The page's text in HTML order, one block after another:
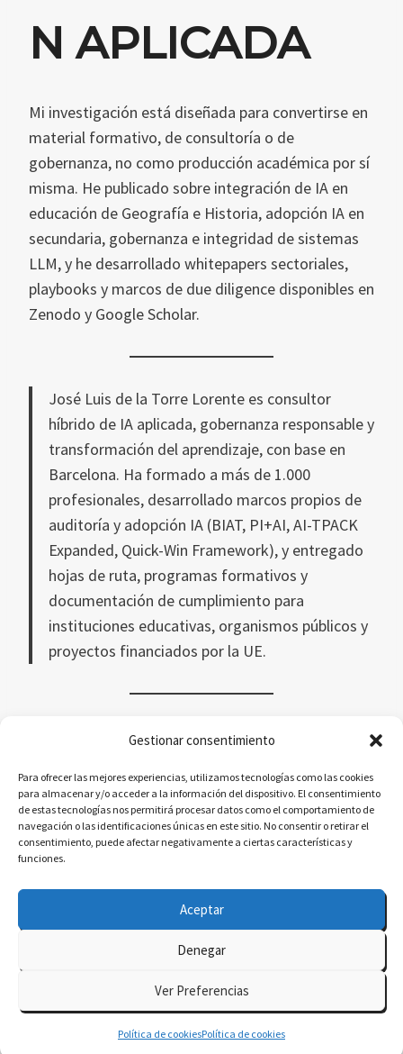
Gestionar consentimiento
Para ofrecer las mejores experiencias, utilizamos tecnologías como las cookies
para almacenar y/o acceder a la información del dispositivo. El consentimiento
de estas tecnologías nos permitirá procesar datos como el comportamiento de
navegación o las identificaciones únicas en este sitio. No consentir o retirar el
consentimiento, puede afectar negativamente a ciertas características y
funciones.
Aceptar
Denegar
Ver Preferencias
Política de cookiesPolítica de cookies
N APLICADA
Mi investigación está diseñada para convertirse en
material formativo, de consultoría o de
gobernanza, no como producción académica por sí
misma. He publicado sobre integración de IA en
educación de Geografía e Historia, adopción IA en
secundaria, gobernanza e integridad de sistemas
LLM, y he desarrollado whitepapers sectoriales,
playbooks y marcos de due diligence disponibles en
Zenodo y Google Scholar.
José Luis de la Torre Lorente es consultor
híbrido de IA aplicada, gobernanza responsable y
transformación del aprendizaje, con base en
Barcelona. Ha formado a más de 1.000
profesionales, desarrollado marcos propios de
auditoría y adopción IA (BIAT, PI+AI, AI-TPACK
Expanded, Quick-Win Framework), y entregado
hojas de ruta, programas formativos y
documentación de cumplimiento para
instituciones educativas, organismos públicos y
proyectos financiados por la UE.
¿Tienes un reto de adopción IA, gobernanza o
Hablemos De Lo Que Necesitas Construir.
Kadence WP